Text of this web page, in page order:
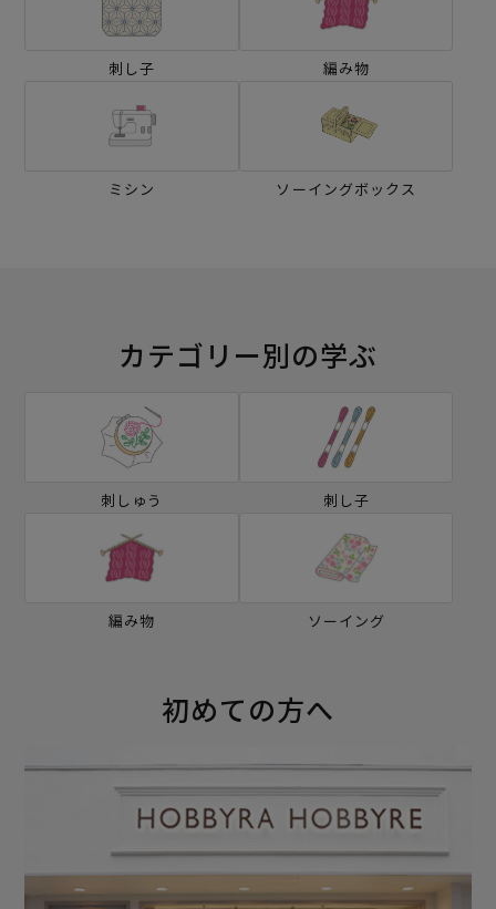
刺し子 編み物
ミシン ソーイングボックス
カテゴリー別の学ぶ
刺しゅう 刺し子
編み物 ソーイング
初めての方へ